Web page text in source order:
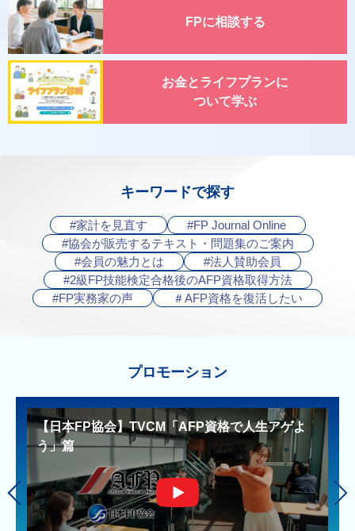
FPに相談する
お金とライフプランに
ついて学ぶ
キーワードで探す
#家計を見直す
#FP Journal Online
#協会が販売するテキスト・問題集のご案内
#会員の魅力とは
#法人賛助会員
#2級FP技能検定合格後のAFP資格取得方法
#FP実務家の声
＃AFP資格を復活したい
プロモーション
【日本FP協会】TVCM「AFP資格で人生アゲよ
う」篇